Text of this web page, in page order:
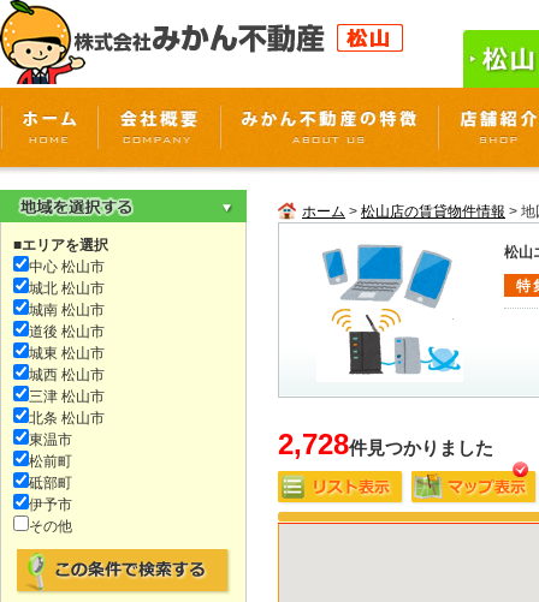
■エリアを選択
中心 松山市
城北 松山市
城南 松山市
道後 松山市
城東 松山市
城西 松山市
三津 松山市
北条 松山市
東温市
松前町
砥部町
伊予市
その他
ホーム > 松山店の賃貸物件情報 > 地
松山
特
2,728件見つかりました